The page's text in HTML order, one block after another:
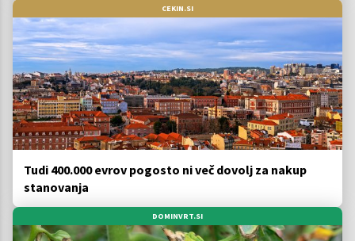
CEKIN.SI
Tudi 400.000 evrov pogosto ni več dovolj za nakup
stanovanja
DOMINVRT.SI